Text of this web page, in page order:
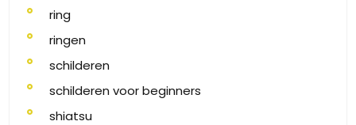
ring
ringen
schilderen
schilderen voor beginners
shiatsu